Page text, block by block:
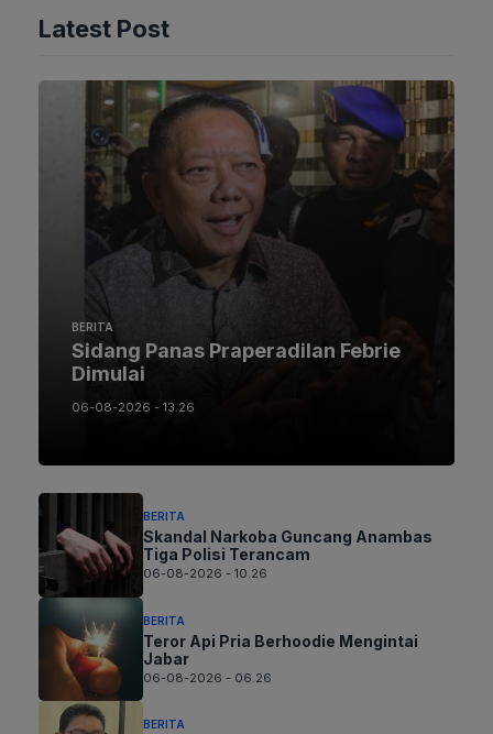
Latest Post
BERITA
Sidang Panas Praperadilan Febrie
Dimulai
06-08-2026 - 13.26
BERITA
Skandal Narkoba Guncang Anambas
Tiga Polisi Terancam
06-08-2026 - 10.26
BERITA
Teror Api Pria Berhoodie Mengintai
Jabar
06-08-2026 - 06.26
BERITA